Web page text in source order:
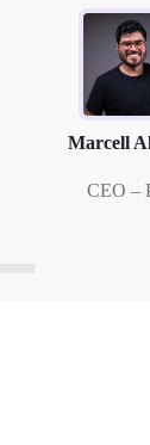
Marcell
CEO –